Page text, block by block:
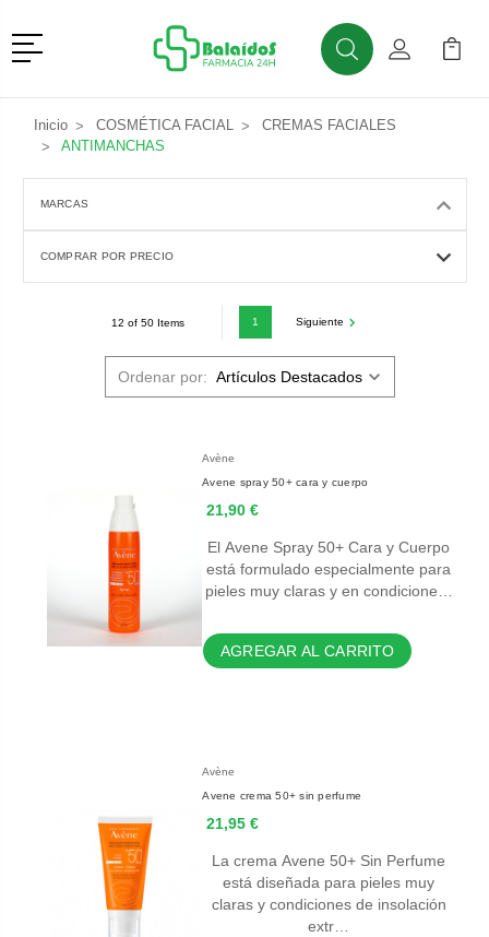
Menú
BuscarMi Cuenta
Mi
Inicio COSMÉTICA FACIAL
CREMAS FACIALES
ANTIMANCHAS
MARCAS
COMPRAR POR PRECIO
12 of 50 Items 1 Siguiente
Ordenar por:
Avène
Avene spray 50+ cara y cuerpo
21,90 €
El Avene Spray 50+ Cara y Cuerpo
está formulado especialmente para
pieles muy claras y en condicione…
AGREGAR AL CARRITO
Avène
Avene crema 50+ sin perfume
21,95 €
La crema Avene 50+ Sin Perfume
está diseñada para pieles muy
claras y condiciones de insolación
extr…